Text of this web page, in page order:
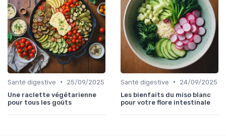
Santé digestive •
25/09/2025
Une raclette végétarienne
pour tous les goûts
Santé digestive •
24/09/2025
Les bienfaits du miso blanc
pour votre flore intestinale